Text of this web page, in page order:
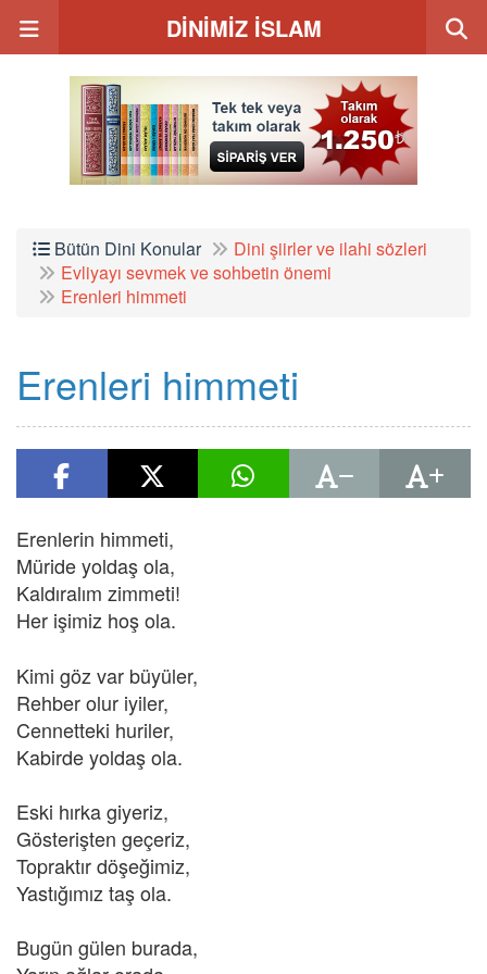
DİNİMİZ İSLAM
Bütün Dini Konular
Dini şiirler ve ilahi sözleri
Evliyayı sevmek ve sohbetin önemi
Erenleri himmeti
Erenleri himmeti
Erenlerin himmeti,
Müride yoldaş ola,
Kaldıralım zimmeti!
Her işimiz hoş ola.
Kimi göz var büyüler,
Rehber olur iyiler,
Cennetteki huriler,
Kabirde yoldaş ola.
Eski hırka giyeriz,
Gösterişten geçeriz,
Topraktır döşeğimiz,
Yastığımız taş ola.
Bugün gülen burada,